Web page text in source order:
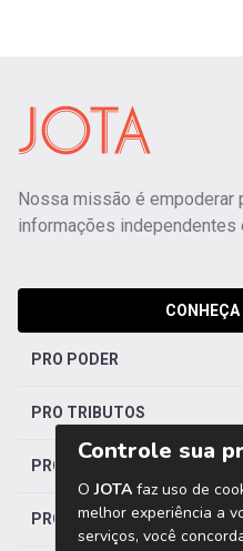
Nossa missão é empoderar
informações independentes
PRO PODER
PRO TRIBUTOS
PRO TRABALHISTA
PRO SAÚDE